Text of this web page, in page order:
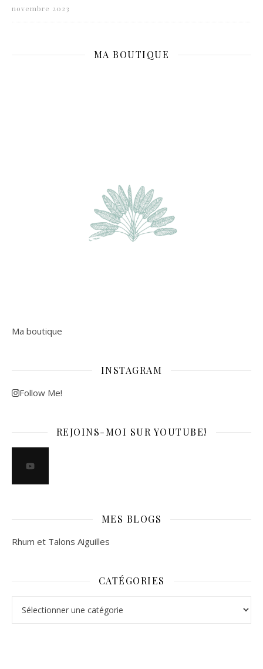
novembre 2023
MA BOUTIQUE
Ma boutique
INSTAGRAM
Follow Me!
REJOINS-MOI SUR YOUTUBE!
MES BLOGS
Rhum et Talons Aiguilles
CATÉGORIES